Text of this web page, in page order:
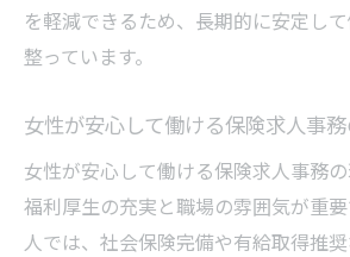
を軽減できるため、長期的に安定し
整っています。
女性が安心して働ける保険求人事
女性が安心して働ける保険求人事務の
福利厚生の充実と職場の雰囲気が重
人では、社会保険完備や有給取得推